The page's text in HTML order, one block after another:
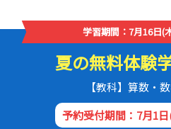
学習期間：7月16日(
夏の無料体験
【教科】算数・
予約受付期間：7月1